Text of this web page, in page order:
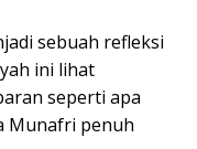
sebuah refleksi
ini lihat
seperti apa
Munafri penuh